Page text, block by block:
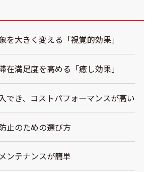
を大きく変える「視覚的効果」
在満足度を高める「癒し効果」
でき、コストパフォーマンスが高い
止のための選び方
ンテナンスが簡単